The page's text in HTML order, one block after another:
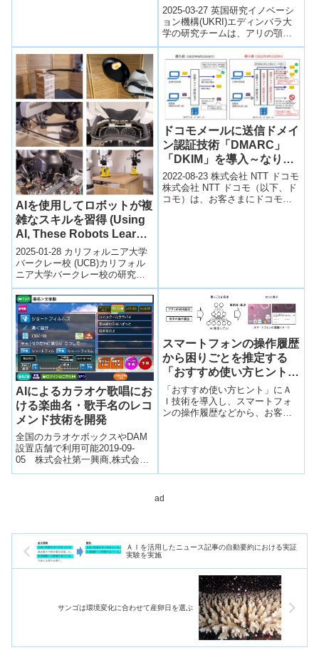
help robots get a better
grip）
2025-03-27 英国研究イノベーシ
ョン機構(UKRI)​エディンバラ大
学の研究チームは、アリの顎の
構造を模倣した「毛状ロボット
グリッパー」を開発し、ロボ
AIを使用してロボットが複
雑なスキルを習得 (Using
AI, These Robots Learn
Complicated Skills with
Startling Accuracy)
2025-01-28 カリフォルニア大学
バークレー校 (UCB)カリフォル
ニア大学バークレー校の研究チ
ームは、AIを活用した新しい訓
練手法により、ロボットが複
雑...
ドコモメールに送信ドメイ
ン認証技術「DMARC」
「DKIM」を導入～なりす
ましメールの判別精度向上
によりフィッシング詐欺の
対策を強化～
2022-08-23 株式会社 NTT ドコモ
株式会社 NTT ドコモ（以下、ド
コモ）は、お客さまにドコモメ
AIによるカラオケ歌唱にお
ける楽曲名・歌手名のレコ
メンド技術を開発
全国のカラオケボックスやDAM
設置店舗で利用可能2019-09-
05 株式会社第一興商,株式会社
NTTドコモ株式会社第一興商
スマートフォンの操作履歴
から困りごとを推定する
「おすすめ使い方ヒント」
のＡＩ技術に関する…
「おすすめ使い方ヒント」にＡ
Ｉ技術を導入し、スマートフォ
ンの操作履歴などから、お客さ
ad
ＡＩを活用したニュース記事の自動要約における実証
実験を実施
サンゴは環境変化に合わせて産卵日を選ぶ